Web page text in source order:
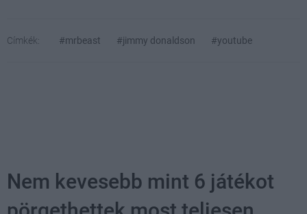
Címkék: #mrbeast #jimmy donaldson #youtube
Nem kevesebb mint 6 játékot